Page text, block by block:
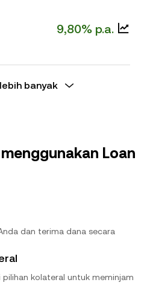
9,80% p.a.
banyak
Loan
dan terima dana secara
kolateral untuk meminjam